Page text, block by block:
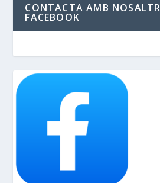
CONTACTA AMB
FACEBOOK